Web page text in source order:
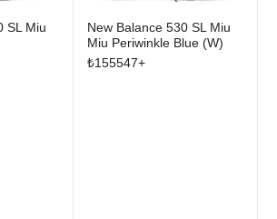
SL Miu
New Balance 530 SL Miu
Miu Periwinkle Blue (W)
₺155547+